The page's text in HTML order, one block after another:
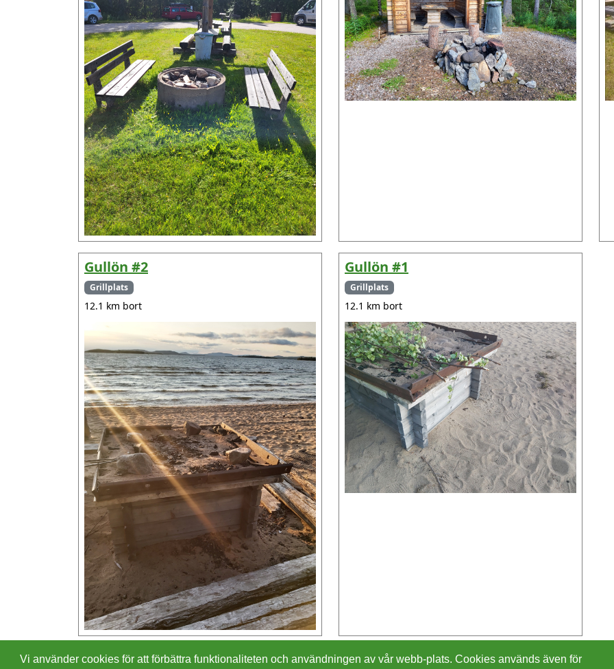
Gullön #2
Grillplats
12.1 km bort
Gullön #1
Grillplats
12.1 km bort
Vi använder cookies för att förbättra funktionaliteten och användningen av vår webb-plats. Cookies används även för